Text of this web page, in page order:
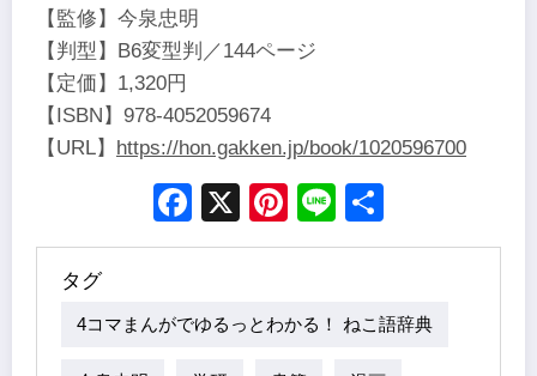
【監修】今泉忠明
【判型】B6変型判／144ページ
【定価】1,320円
【ISBN】978-4052059674
【URL】 https://hon.gakken.jp/book/1020596700
Facebook
X Pinterest
Line
タグ
4コマまんがでゆるっとわかる！ ねこ語辞典